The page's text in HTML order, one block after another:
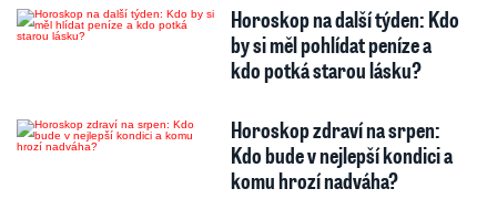
Horoskop na další týden: Kdo
by si měl pohlídat peníze a
kdo potká starou lásku?
Horoskop zdraví na srpen:
Kdo bude v nejlepší kondici a
komu hrozí nadváha?